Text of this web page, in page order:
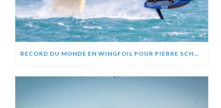
RECORD DU MONDE EN WINGFOIL POUR PIERRE SCHMITZ, ZEPHIR PROJECT